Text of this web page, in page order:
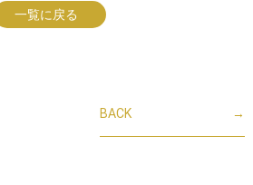
一覧に戻る
→
BACK